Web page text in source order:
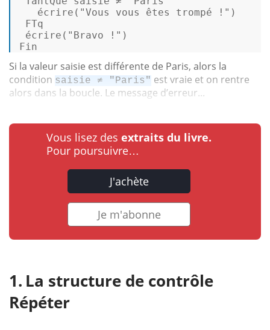
écrire( "Vous vous êtes trompé !" )
FTq
écrire( "Bravo !" )
Fin
Si la valeur saisie est différente de Paris, alors la
condition saisie ≠ "Paris" est vraie et on rentre
alors dans la boucle. Le message d’erreur...
Vous lisez des extraits du livre.
Pour poursuivre…
J'achète
Je m'abonne
La structure de contrôle
Répéter